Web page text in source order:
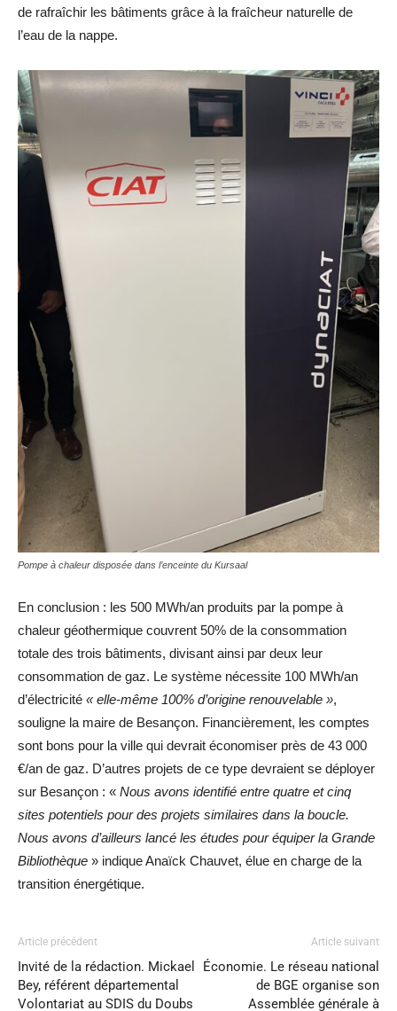
de rafraîchir les bâtiments grâce à la fraîcheur naturelle de
l’eau de la nappe.
Pompe à chaleur disposée dans l’enceinte du Kursaal
En conclusion : les 500 MWh/an produits par la pompe à
chaleur géothermique couvrent 50% de la consommation
totale des trois bâtiments, divisant ainsi par deux leur
consommation de gaz. Le système nécessite 100 MWh/an
d’électricité « elle-même 100% d’origine renouvelable »,
souligne la maire de Besançon. Financièrement, les comptes
sont bons pour la ville qui devrait économiser près de 43 000
€/an de gaz. D’autres projets de ce type devraient se déployer
sur Besançon : « Nous avons identifié entre quatre et cinq
sites potentiels pour des projets similaires dans la boucle.
Nous avons d’ailleurs lancé les études pour équiper la Grande
Bibliothèque » indique Anaïck Chauvet, élue en charge de la
transition énergétique.
Article précédent
Invité de la rédaction. Mickael
Bey, référent départemental
Volontariat au SDIS du Doubs
Article suivant
Économie. Le réseau national
de BGE organise son
Assemblée générale à